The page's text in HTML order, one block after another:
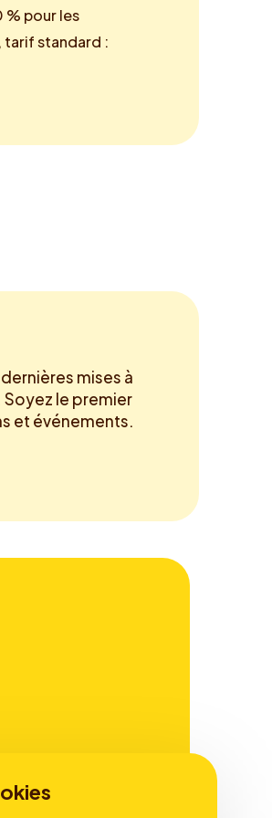
pour les
tarif standard :
mises à
le premier
et événements.